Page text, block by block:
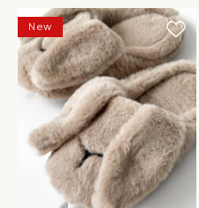
ціна:
519 грн.
ціна:
419 грн.
ПЕРЕЙТИ
New